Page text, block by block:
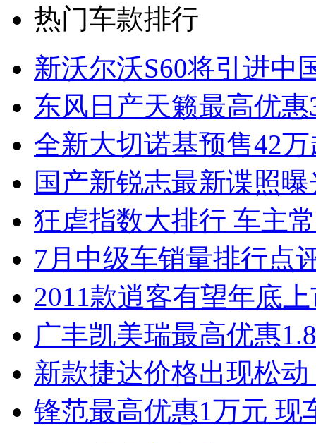
热门车款排行
新沃尔沃S60将引进中
东风日产天籁最高优
全新大切诺基预售42
国产新锐志最新谍照
狂虐指数大排行 车主
7月中级车销量排行点
2011款逍客有望年底
广丰凯美瑞最高优惠
新款捷达价格出现松
锋范最高优惠1万元 现